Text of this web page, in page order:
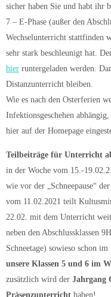
sicher haben Sie und habt ihr
7 – E-Phase (außer den
Wechselunterricht stattfinden
sehr stark beschleunigt hat.
hier runtergeladen werden.
Distanzunterricht bleiben.
Wie es nach den Osterferien
Infektionsgeschehen
hier auf der Homepage
Teilbeiträge für Unterricht
in der Woche vom 15.-
wie vor der „Schneepause“
vom 11.02.2021 teilt
22.02. mit dem Unterricht
neben den Abschlussklassen
Schneetage) sowieso schon
unsere Klassen 5 und 6 im
zusätzlich wird der Jahrgang
Präsenzunterricht haben!